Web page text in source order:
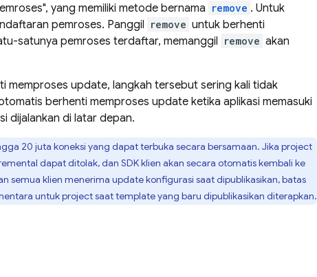
yang memiliki metode bernama remove . Untuk
pemroses. Panggil remove untuk berhenti
satunya pemroses terdaftar, memanggil remove akan
memproses update, langkah tersebut sering kali tidak
berhenti memproses update ketika aplikasi memasuki
dijalankan di latar depan.
20 juta koneksi yang dapat terbuka secara bersamaan. Jika project
dapat ditolak, dan SDK klien akan secara otomatis kembali ke
semua klien menerima update konfigurasi saat dipublikasikan, batas
untuk project saat template yang baru dipublikasikan diterapkan.